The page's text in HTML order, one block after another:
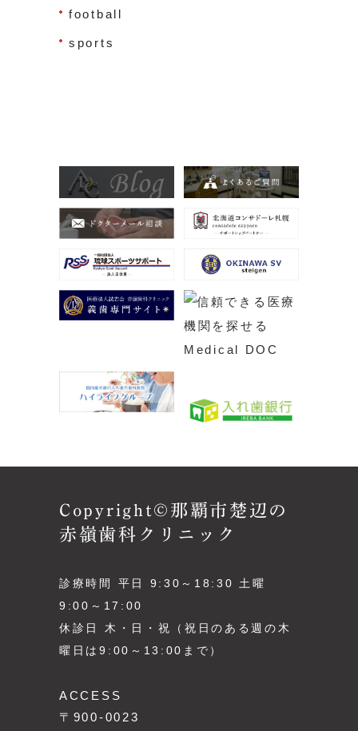
football
sports
Copyright©那覇市楚辺の
赤嶺歯科クリニック
診療時間 平日 9:30～18:30 土曜
9:00～17:00
休診日 木・日・祝（祝日のある週の木
曜日は9:00～13:00まで）
ACCESS
〒900-0023